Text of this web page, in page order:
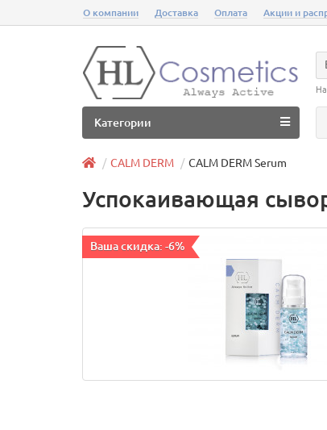
О компании Доставка Оплата Акции и
Категории
CALM DERM CALM DERM Serum
Успокаивающая
Ваша скидка: -6%